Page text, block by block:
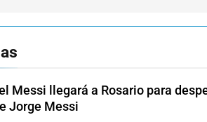
Messi llegará a Rosario para
Jorge Messi